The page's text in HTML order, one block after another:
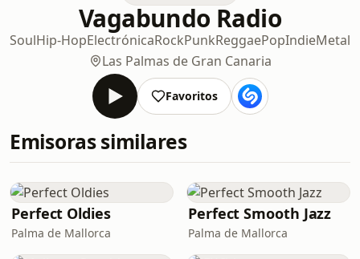
Vagabundo Radio
SoulHip-HopElectrónicaRockPunkReggaePopIndieMetal
Las Palmas de Gran Canaria
Favoritos
Emisoras similares
Perfect Oldies
Palma de Mallorca
Perfect Smooth Jazz
Palma de Mallorca